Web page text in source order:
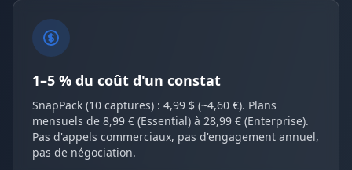
1–5 % du coût d'un constat
SnapPack (10 captures) : 4,99 $ (~4,60 €). Plans
mensuels de 8,99 € (Essential) à 28,99 € (Enterprise).
Pas d'appels commerciaux, pas d'engagement annuel,
pas de négociation.